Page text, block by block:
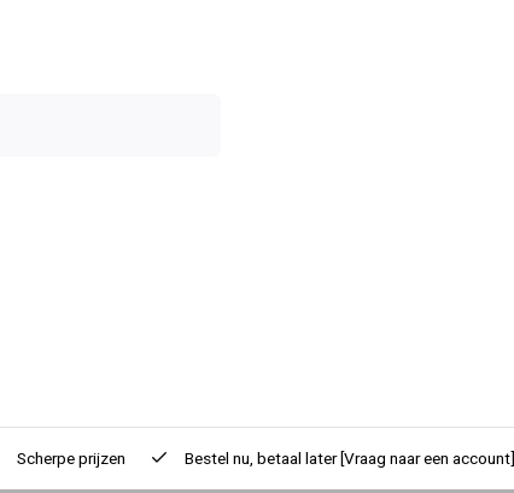
Scherpe prijzen Bestel nu, betaal later [Vraag naar een account]